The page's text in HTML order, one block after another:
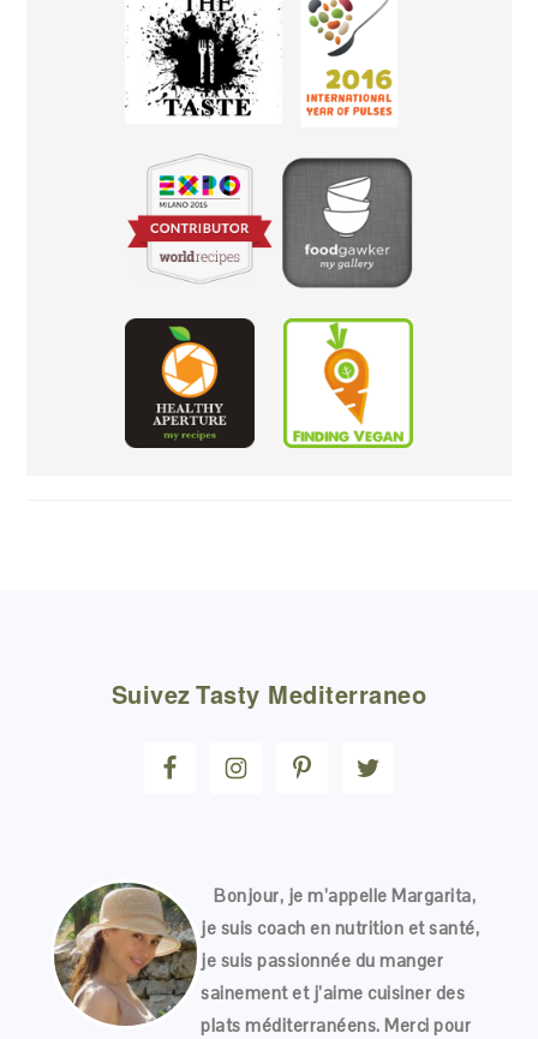
SuivezTasty Mediterraneo
Bonjour, je m’appelle Margarita,
je suis coach en nutrition et santé,
je suis passionnée du manger
sainement et j’aime cuisiner des
plats méditerranéens. Merci pour